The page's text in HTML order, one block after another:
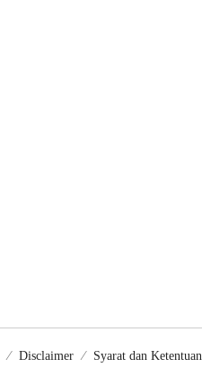
Disclaimer Syarat dan Ketentuan